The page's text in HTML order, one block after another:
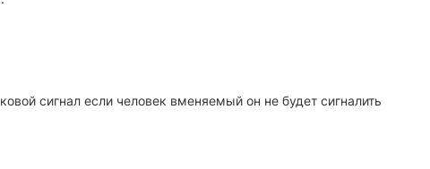
сигнал если человек вменяемый он не будет сигналить